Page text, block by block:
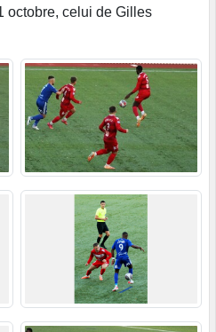
octobre, celui de Gilles